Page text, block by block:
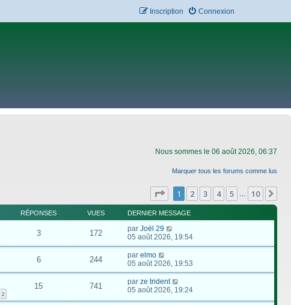
Connexion
Inscription
Nous sommes le 06 août 2026, 06:37
Marquer tous les forums comme lus
Page 1sur10
1 2 3 4 5 10
RÉPONSES VUES DERNIER MESSAGE
3 172 par Joël 29
05 août 2026, 19:54
6 244 par elmo
05 août 2026, 19:53
2
15 741 par ze trident
05 août 2026, 19:24